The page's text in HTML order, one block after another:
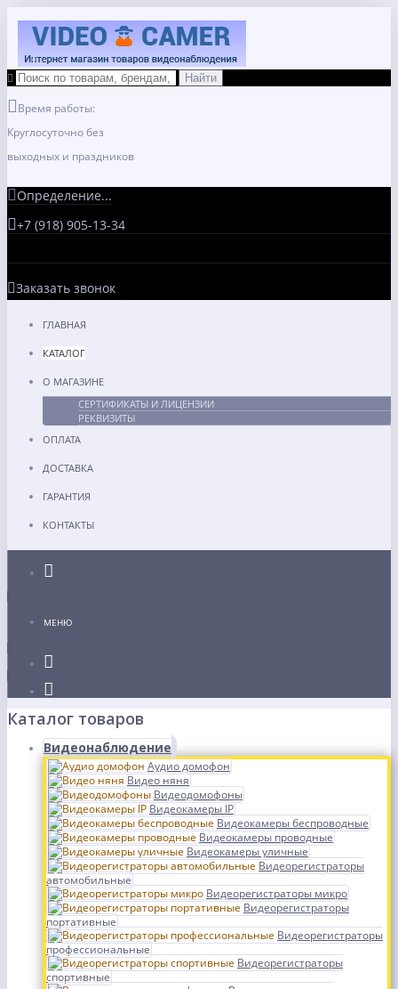
Время работы:
Круглосуточно без
выходных и праздников
Определение...
+7 (918) 905-13-34
Заказать звонок
ГЛАВНАЯ
КАТАЛОГ
О МАГАЗИНЕ
СЕРТИФИКАТЫ И ЛИЦЕНЗИИ
РЕКВИЗИТЫ
ОПЛАТА
ДОСТАВКА
ГАРАНТИЯ
КОНТАКТЫ
МЕНЮ
Каталог товаров
Видеонаблюдение
Аудио домофон
Видео няня
Видеодомофоны
Видеокамеры IP
Видеокамеры беспроводные
Видеокамеры проводные
Видеокамеры уличные
Видеорегистраторы
автомобильные
Видеорегистраторы микро
Видеорегистраторы
портативные
Видеорегистраторы
профессиональные
Видеорегистраторы
спортивные